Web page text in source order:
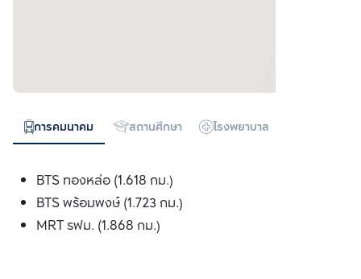
การคมนาคม สถานศึกษา โรงพยาบาล
BTS ทองหล่อ (1.618 กม.)
BTS พร้อมพงษ์ (1.723 กม.)
MRT รฟม. (1.868 กม.)